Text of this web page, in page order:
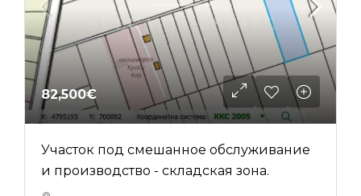
82,500€
Участок под смешанное обслуживание
и производство - складская зона.